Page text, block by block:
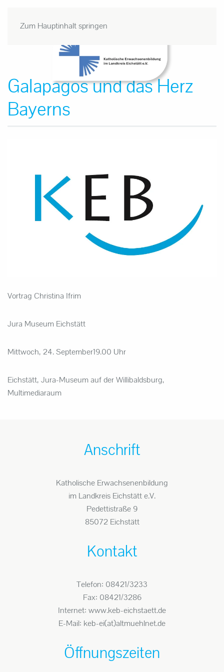
Zum Hauptinhalt springen
Galapagos und das Herz
Bayerns
Vortrag Christina Ifrim
Jura Museum Eichstätt
Mittwoch, 24. September19.00 Uhr
Eichstätt, Jura-Museum auf der Willibaldsburg,
Multimediaraum
Anschrift
Katholische Erwachsenenbildung
im Landkreis Eichstätt e.V.
Pedettistraße 9
85072 Eichstätt
Kontakt
Telefon: 08421/3233
Fax: 08421/3286
Internet: www.keb-eichstaett.de
E-Mail: keb-ei(at)altmuehlnet.de
Öffnungszeiten